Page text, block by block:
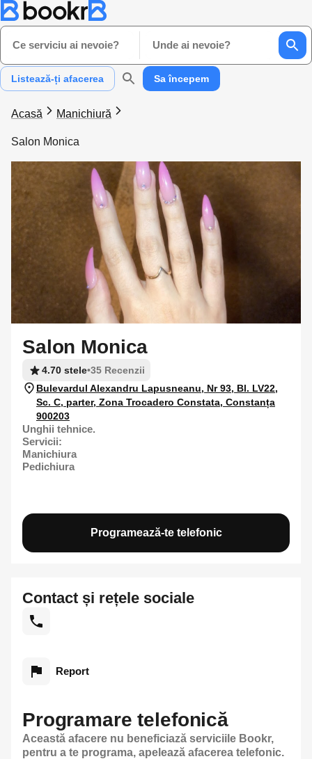
Ce serviciu ai nevoie? Unde ai nevoie?
Listează-ți afacerea Sa începem
Acasă Manichiură
Salon Monica
Salon Monica
4.70 stele•35 Recenzii
Bulevardul Alexandru Lapusneanu, Nr 93, Bl. LV22,
Sc. C, parter, Zona Trocadero Constata, Constanța
900203
Unghii tehnice.
Servicii:
Manichiura
Pedichiura
Programează-te telefonic
Programare telefonică
Această afacere nu beneficiază serviciile Bookr,
pentru a te programa, apelează afacerea telefonic.
Contact și rețele sociale
Report